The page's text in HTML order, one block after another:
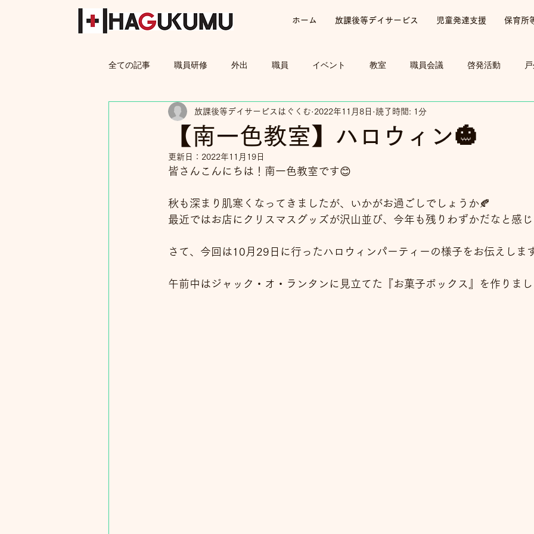
ホーム 放課後等デイサービス 児童発達支援 保育所
全ての記事 職員研修 外出 職員 イベント 教室 職員会議 啓発活動
保護者
【南一色教室】ハロウィン🎃
放課後等デイサービスはぐくむ 2022年11月8日 読了時間: 1分
更新日： 2022年11月19日
皆さんこんにちは！南一色教室です😊
秋も深まり肌寒くなってきましたが、いかがお過ごしでしょうか🍂
最近ではお店にクリスマスグッズが沢山並び、今年も残りわずかだなと感
さて、今回は10月29日に行ったハロウィンパーティーの様子をお伝えしま
午前中はジャック・オ・ランタンに見立てた『お菓子ボックス』を作りま